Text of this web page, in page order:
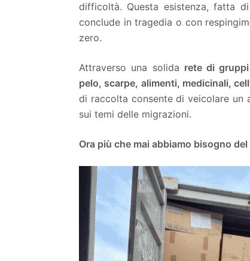
difficoltà. Questa esistenza, fatta
conclude in tragedia o con
zero.
Attraverso una solida rete di
pelo, scarpe, alimenti, medicinali,
di raccolta consente di veicolare
sui temi delle migrazioni.
Ora più che mai abbiamo bisogno